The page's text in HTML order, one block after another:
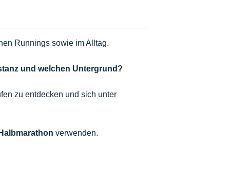
Runnings sowie im Alltag.
und welchen Untergrund?
zu entdecken und sich unter
verwenden.